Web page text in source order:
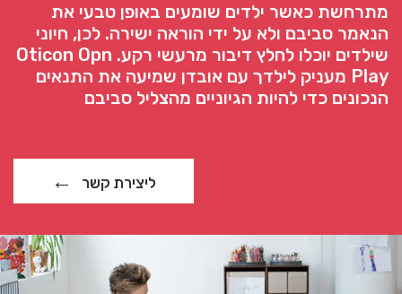
מתרחשת כאשר ילדים שומעים באופן טבעי את
הנאמר סביבם ולא על ידי הוראה ישירה. לכן, חיוני
שילדים יוכלו לחלץ דיבור מרעשי רקע. Oticon Opn
Play מעניק לילדך עם אובדן שמיעה את התנאים
הנכונים כדי להיות הגיוניים מהצליל סביבם
ליצירת קשר